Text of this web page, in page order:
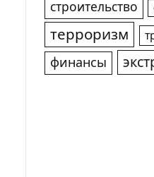
строительство
терроризм
финансы